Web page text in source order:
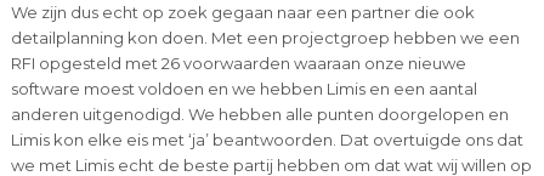
We zijn dus echt op zoek gegaan naar een partner die ook
detailplanning kon doen. Met een projectgroep hebben we een
RFI opgesteld met 26 voorwaarden waaraan onze nieuwe
software moest voldoen en we hebben Limis en een aantal
anderen uitgenodigd. We hebben alle punten doorgelopen en
Limis kon elke eis met ‘ja’ beantwoorden. Dat overtuigde ons dat
we met Limis echt de beste partij hebben om dat wat wij willen op